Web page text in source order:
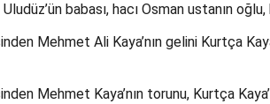
babası, hacı Osman ustanın oğlu,
Mehmet Ali Kaya’nın gelini Kurtça
Mehmet Kaya’nın torunu, Kurtça